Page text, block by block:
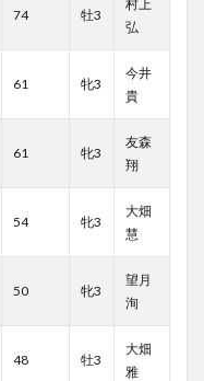
74 牡3
村上
弘
61 牝3
今井
貴
61 牝3
友森
翔
54 牝3
大畑
慧
50 牝3
望月
洵
48 牡3
大畑
雅